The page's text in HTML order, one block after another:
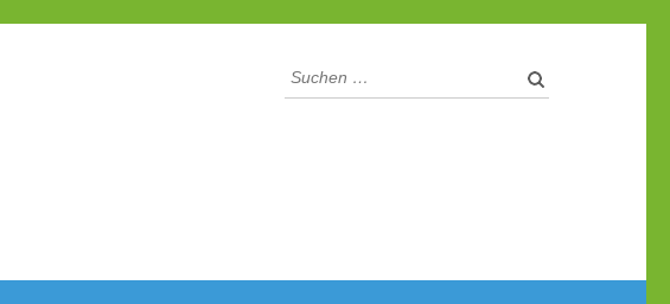
Suchen
nach: